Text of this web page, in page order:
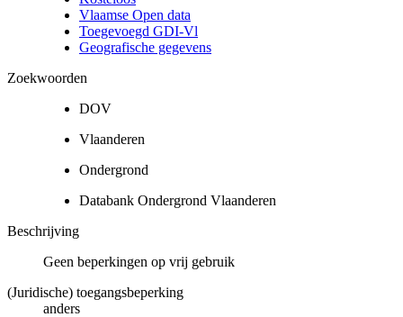
Vlaamse Open data
Toegevoegd GDI-Vl
Geografische gegevens
Zoekwoorden
DOV
Vlaanderen
Ondergrond
Databank Ondergrond Vlaanderen
Beschrijving
Geen beperkingen op vrij gebruik
(Juridische) toegangsbeperking
anders